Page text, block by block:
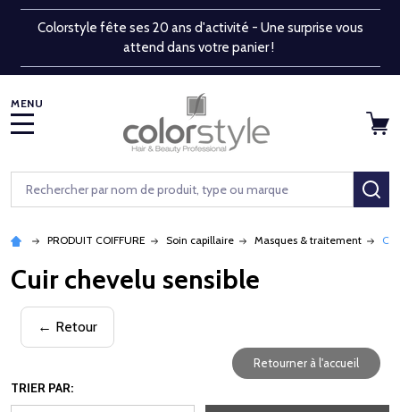
Colorstyle fête ses 20 ans d'activité - Une surprise vous
attend dans votre panier !
Rechercher
PRODUIT COIFFURE Soin capillaire Masques & traitement
Cuir chevelu sensible
← Retour
Retourner à l'accueil
TRIER PAR: